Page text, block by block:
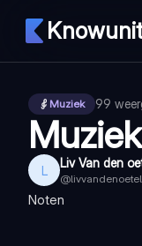
Muziek 99
L Liv Van den
@
Noten